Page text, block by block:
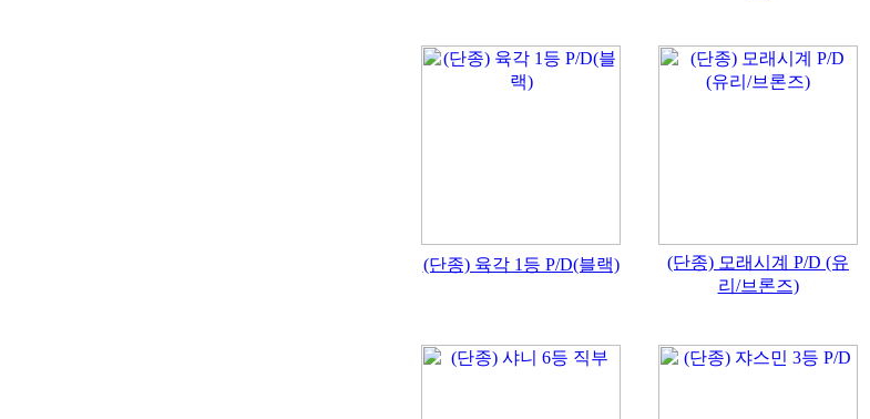
(단종) 육각 1등 P/D(블랙)
(단종) 모래시계 P/D (유
리/브론즈)